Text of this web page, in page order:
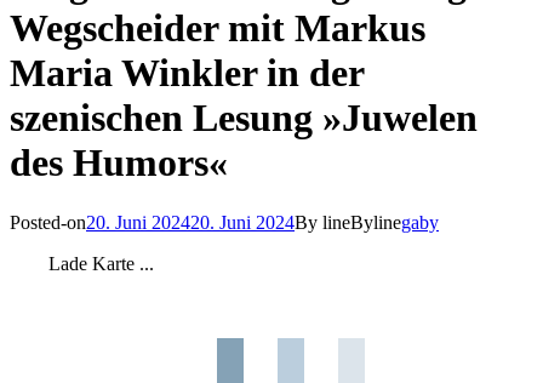
Wegscheider mit Markus
Maria Winkler in der
szenischen Lesung »Juwelen
des Humors«
Posted-on20. Juni 202420. Juni 2024By lineBylinegaby
Lade Karte ...